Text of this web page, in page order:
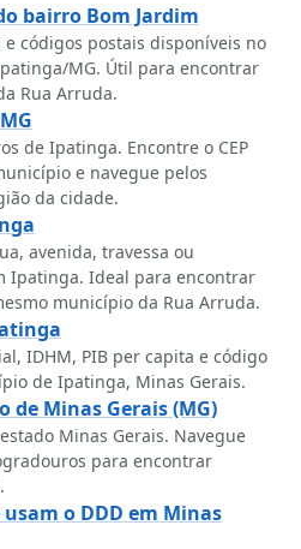
bairro Bom Jardim
e códigos postais disponíveis no
MG. Útil para encontrar
Rua Arruda.
de Ipatinga. Encontre o CEP
e navegue pelos
da cidade.
avenida, travessa ou
Ipatinga. Ideal para encontrar
município da Rua Arruda.
IDHM, PIB per capita e código
de Ipatinga, Minas Gerais.
de Minas Gerais (MG)
Minas Gerais. Navegue
para encontrar
usam o DDD em Minas